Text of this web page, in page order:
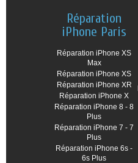
Réparation
iPhone Paris
Réparation iPhone XS
Max
Réparation iPhone XS
Réparation iPhone XR
Réparation iPhone X
Réparation iPhone 8 - 8
Plus
Réparation iPhone 7 - 7
Plus
Réparation iPhone 6s -
6s Plus